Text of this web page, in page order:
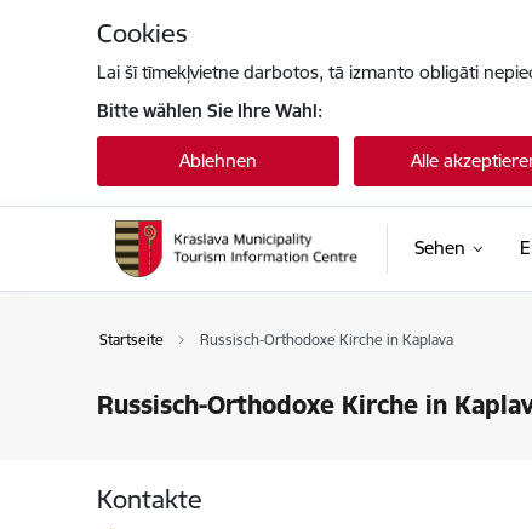
Cookies
Lai šī tīmekļvietne darbotos, tā izmanto obligāti
Bitte wählen Sie Ihre Wahl:
Ablehnen Alle
Sehen
Startseite Russisch-Orthodoxe Kirche in Kaplava
Russisch-Orthodoxe Kirche in
Kontakte